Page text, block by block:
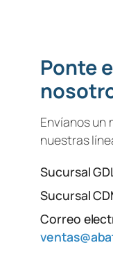
Ponte
Envíanos un
nuestras
Sucursal
Sucursal
Correo